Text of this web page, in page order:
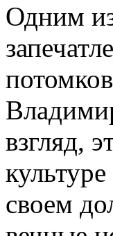
Одним
взгляд,
своем